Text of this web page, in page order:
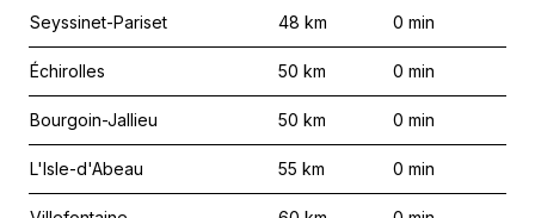
Seyssinet-Pariset 48 km 0 min
Échirolles 50 km 0 min
Bourgoin-Jallieu 50 km 0 min
L'Isle-d'Abeau 55 km 0 min